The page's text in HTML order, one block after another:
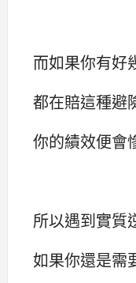
而如果你有好
都在賠這種避
你的績效便會
所以遇到實質
如果你還是需